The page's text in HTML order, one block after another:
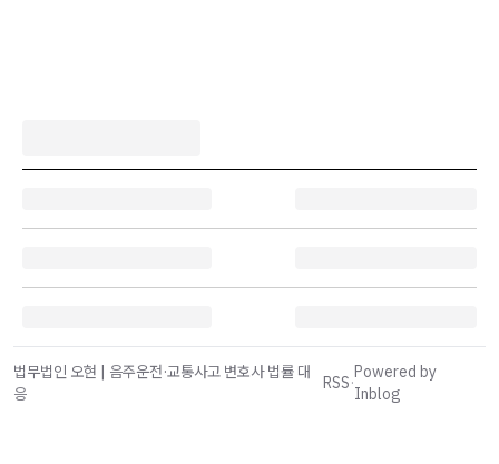
법무법인 오현 | 음주운전·교통사고 변호사 법률 대
응
RSS·
Powered by
Inblog